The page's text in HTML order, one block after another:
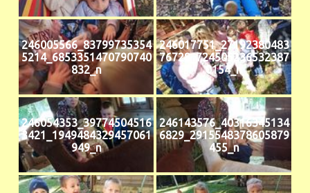
246005566_83799735354
5214_6853351470790740
832_n
246017751_27192380483
76728_724505236532387
0154_n
246054353_39774504516
3421_1949484329457061
949_n
246143576_40316345134
6829_2915548378605879
455_n